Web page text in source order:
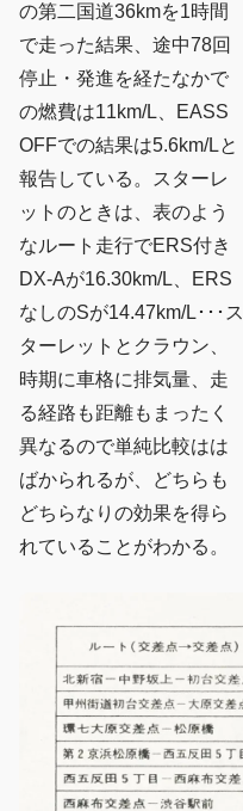
の第二国道36kmを1時間
で走った結果、途中78回
停止・発進を経たなかで
の燃費は11km/L、EASS
OFFでの結果は5.6km/Lと
報告している。スターレ
ットのときは、表のよう
なルート走行でERS付き
DX-Aが16.30km/L、ERS
なしのSが14.47km/L･･･ス
ターレットとクラウン、
時期に車格に排気量、走
る経路も距離もまったく
異なるので単純比較はは
ばかられるが、どちらも
どちらなりの効果を得ら
れていることがわかる。